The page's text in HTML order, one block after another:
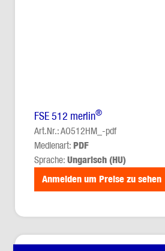
FSE 512 merlin®
Art.Nr.: AO512HM_-pdf
Medienart: PDF
Sprache: Ungarisch (HU)
Anmelden um Preise zu sehen